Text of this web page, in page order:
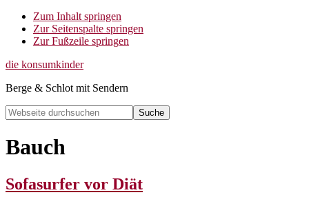
Zum Inhalt springen
Zur Seitenspalte springen
Zur Fußzeile springen
die konsumkinder
Berge & Schlot mit Sendern
Webseite
durchsuchen
Search
Bauch
Sofasurfer vor Diät